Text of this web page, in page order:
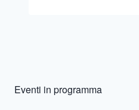
Eventi in programma